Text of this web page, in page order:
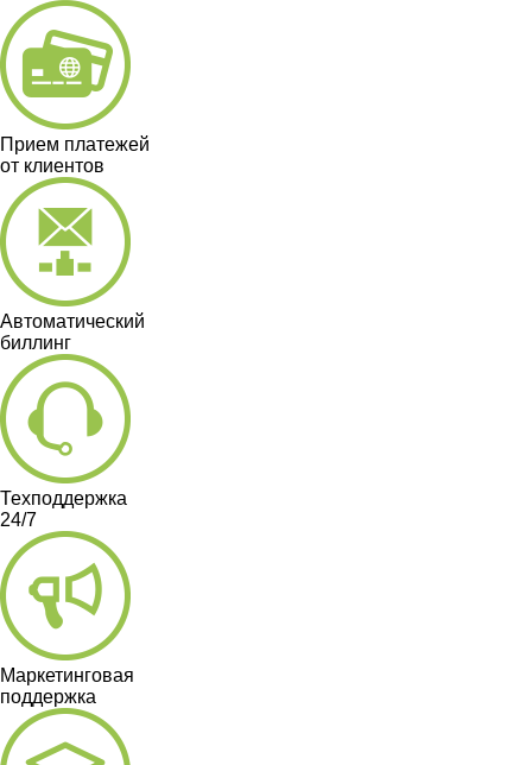
Прием платежей
от клиентов
Автоматический
биллинг
Техподдержка
24/7
Маркетинговая
поддержка